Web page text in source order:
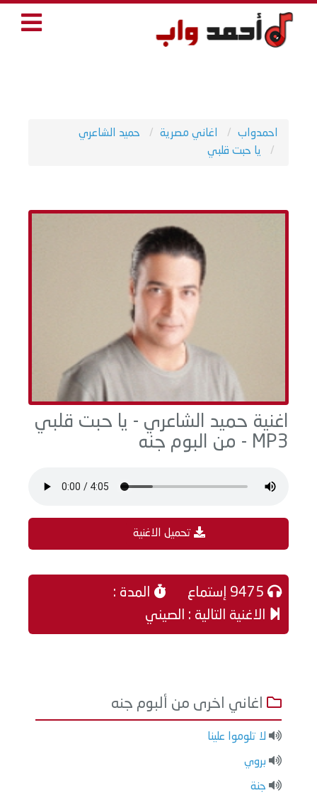
احمدواب اغاني مصرية
حميد الشاعري
يا حبت قلبي
اغنية حميد الشاعري - يا حبت قلبي
MP3 - من البوم جنه
تحميل الاغنية
المدة :
الاغنية التالية : الصيني
اغاني اخرى من ألبوم جنه
لا تلوموا علينا
بروي
جنة